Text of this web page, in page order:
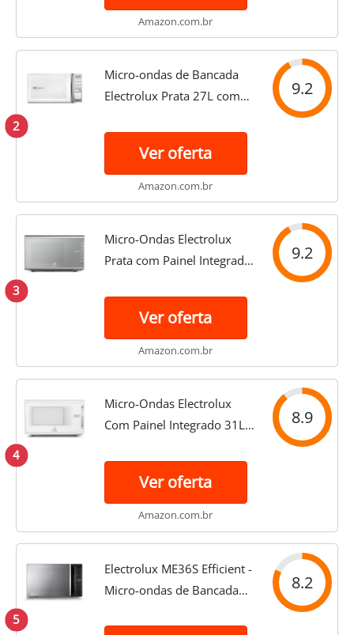
Amazon.com.br
2
Micro-ondas de Bancada
Electrolux Prata 27L com
programadas no Menu
Online (MS37R), 220V
9.2
Ver oferta
Amazon.com.br
3
Micro-Ondas Electrolux
Prata com Painel Integrado
9.2
Ver oferta
Amazon.com.br
4
Micro-Ondas Electrolux
Com Painel Integrado 31L
8.9
Ver oferta
Amazon.com.br
5
Electrolux ME36S Efficient -
Micro-ondas de Bancada
8.2